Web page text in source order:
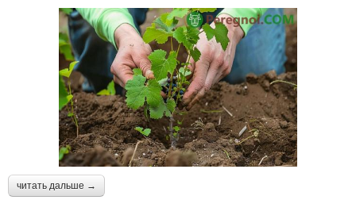
читать дальше →